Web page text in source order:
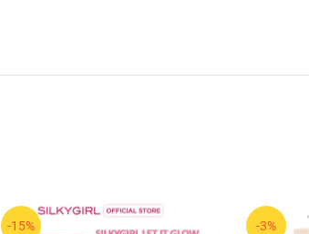
-15% -3%